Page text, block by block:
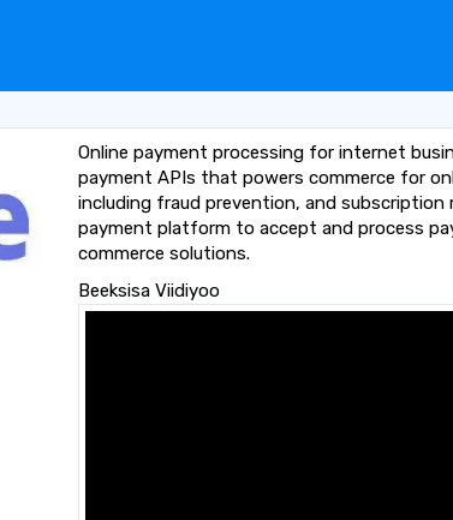
Online payment processing for internet
payment APIs that powers commerce for
including fraud prevention, and subscription
payment platform to accept and process
commerce solutions.
Beeksisa Viidiyoo